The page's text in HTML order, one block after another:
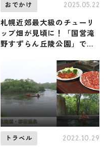
おでかけ 2025.05.22
札幌近郊最大級のチューリ
ップ畑が見頃に！「国営滝
野すずらん丘陵公園」で約
トラベル 2022.10.29